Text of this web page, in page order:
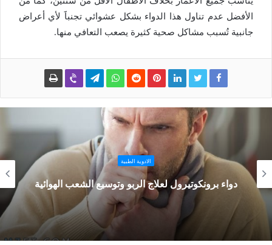
الأفضل عدم تناول هذا الدواء بشكل عشوائي تجنباََ لأي أعراض
جانبية تُسبب مشاكل صحية كثيرة يصعب التعافي منها.
الادوية الطبية
دواء برونكوتيرول لعلاج الربو وتوسيع الشعب الهوائية